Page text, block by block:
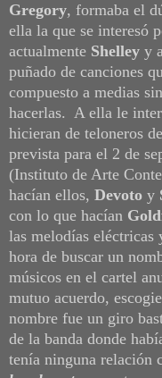
Gregory, formaba el
ella la que se interesó
actualmente Shelley y
puñado de canciones
compuesto a medias
hacerlas. A ella le
hicieran de teloneros
prevista para el 2 de
(Instituto de Arte
hacían ellos, Devoto y
con lo que hacían
las melodías
hora de buscar un
músicos en el cartel
mutuo acuerdo,
nombre fue un giro
de la banda donde
tenía ninguna relación